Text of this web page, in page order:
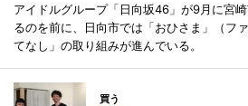
アイドルグループ「日向坂46」が9月に宮
るのを前に、日向市では「おひさま」（フ
てなし」の取り組みが進んでいる。
買う